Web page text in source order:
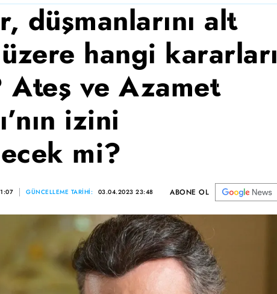
düşmanlarını alt
hangi kararları
Ateş ve Azamet
izini
mi?
GÜNCELLEME TARİHİ: 03.04.2023 23:48 ABONE OL